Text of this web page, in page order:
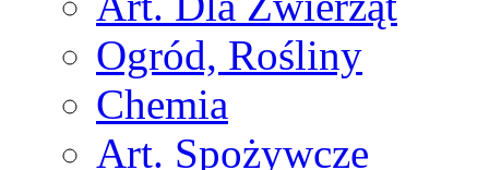
Ogród, Rośliny
Chemia
Art. Spożywcze